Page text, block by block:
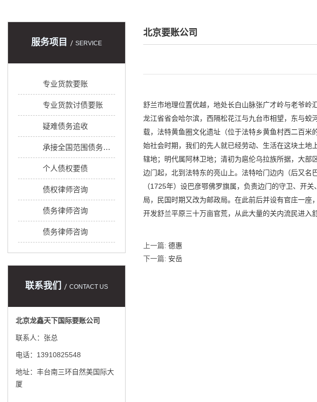
服务项目 SERVICE
专业货款要账
专业货款讨债要账
疑难债务追收
承接全国范围债务追收
个人债权要债
债权律师咨询
债务律师咨询
债务律师咨询
联系我们 CONTACT US
北京龙鑫天下国际要账公司
联系人：张总
电话：13910825548
地址：丰台南三环自然美国际大
厦
北京要账公司
舒兰市地理位置优越，地处长白山脉张广才岭与老爷岭
龙江省省会哈尔滨，西隔松花江与九台市相望，东与
载，法特黄鱼圈文化遗址（位于法特乡黄鱼村西二百米
始社会时期，我们的先人就已经劳动、生活在这块土
辖地；明代属阿林卫地；清初为扈伦乌拉族所据，大
边门起，北到法特东的亮山上。法特哈门边内（后又
（1725年）设巴彦鄂佛罗旗属，负责边门的守卫、开
局，民国时期又改为邮政局。在此前后并设有官庄一
开发舒兰平原三十万亩官荒，从此大量的关内流民进入
上一篇: 德惠
下一篇: 安岳